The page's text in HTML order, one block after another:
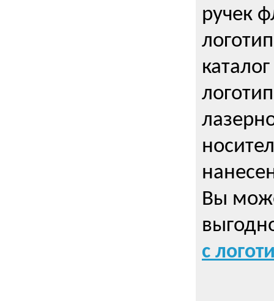
ручек
Вы
с